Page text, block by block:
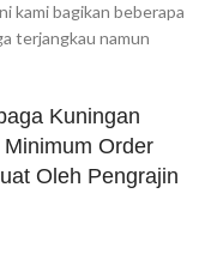
kami bagikan beberapa
terjangkau namun
Kuningan
Order
Oleh Pengrajin